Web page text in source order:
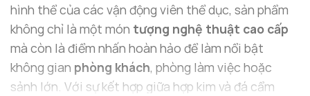
hình thể của các vận động viên thể dục, sản phẩm
không chỉ là một món tượng nghệ thuật cao cấp
mà còn là điểm nhấn hoàn hảo để làm nổi bật
không gian phòng khách, phòng làm việc hoặc
sảnh lớn. Với sự kết hợp giữa hợp kim và đá cẩm